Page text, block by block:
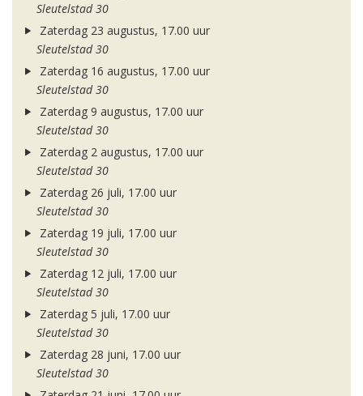
Sleutelstad 30
Zaterdag 23 augustus, 17.00 uur
Sleutelstad 30
Zaterdag 16 augustus, 17.00 uur
Sleutelstad 30
Zaterdag 9 augustus, 17.00 uur
Sleutelstad 30
Zaterdag 2 augustus, 17.00 uur
Sleutelstad 30
Zaterdag 26 juli, 17.00 uur
Sleutelstad 30
Zaterdag 19 juli, 17.00 uur
Sleutelstad 30
Zaterdag 12 juli, 17.00 uur
Sleutelstad 30
Zaterdag 5 juli, 17.00 uur
Sleutelstad 30
Zaterdag 28 juni, 17.00 uur
Sleutelstad 30